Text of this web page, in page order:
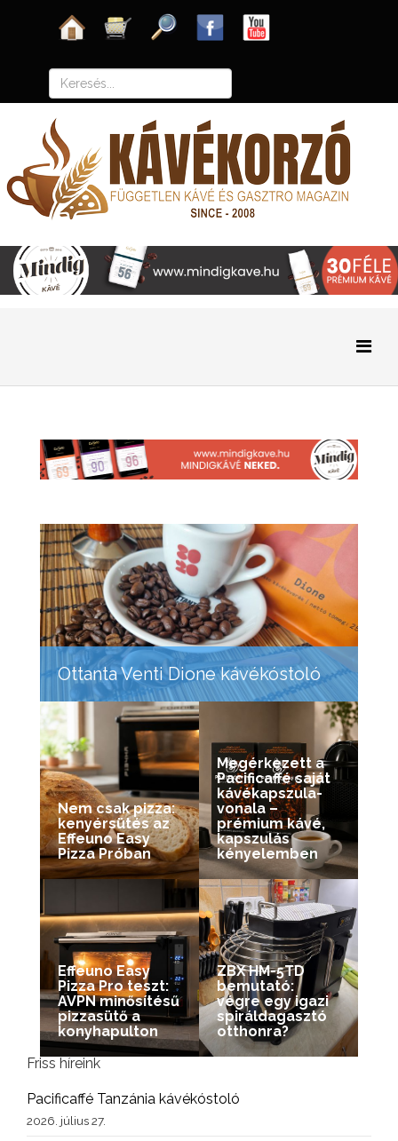
Ottanta Venti Dione kávékóstoló
Nem csak pizza:
kenyérsütés az
Effeuno Easy
Pizza Próban
Megérkezett a
Pacificaffé saját
kávékapszula-
vonala –
prémium kávé,
kapszulás
kényelemben
Effeuno Easy
Pizza Pro teszt:
AVPN minősítésű
pizzasütő a
konyhapulton
ZBX HM-5TD
bemutató:
végre egy igazi
spiráldagasztó
otthonra?
Friss híreink
Pacificaffé Tanzánia kávékóstoló
2026. július 27.